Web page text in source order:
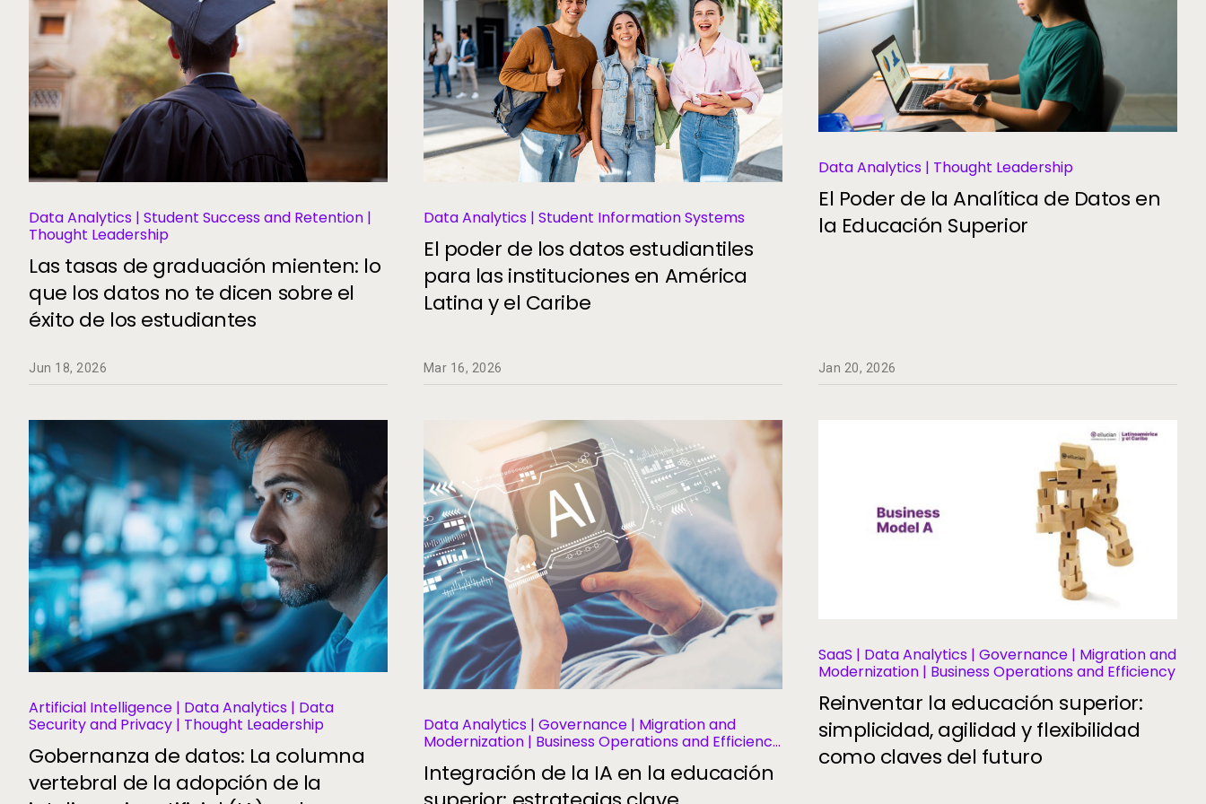
Data Analytics | Student Success and Retention |
Thought Leadership
Las tasas de graduación mienten: lo
que los datos no te dicen sobre el
éxito de los estudiantes
Jun 18, 2026
Data Analytics | Student Information Systems
El poder de los datos estudiantiles
para las instituciones en América
Latina y el Caribe
Mar 16, 2026
Data Analytics | Thought Leadership
El Poder de la Analítica de Datos en
la Educación Superior
Jan 20, 2026
Artificial Intelligence | Data Analytics | Data
Security and Privacy | Thought Leadership
Gobernanza de datos: La columna
vertebral de la adopción de la
Data Analytics | Governance | Migration and
Modernization | Business Operations and Efficiency
Integración de la IA en la educación
SaaS | Data Analytics | Governance | Migration and
Modernization | Business Operations and Efficiency
Reinventar la educación superior:
simplicidad, agilidad y flexibilidad
como claves del futuro